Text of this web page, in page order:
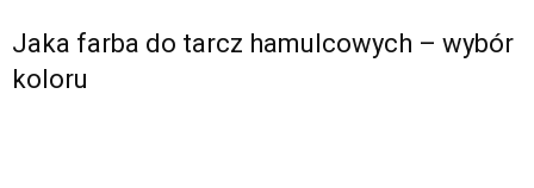
Jaka farba do tarcz hamulcowych – wybór
koloru